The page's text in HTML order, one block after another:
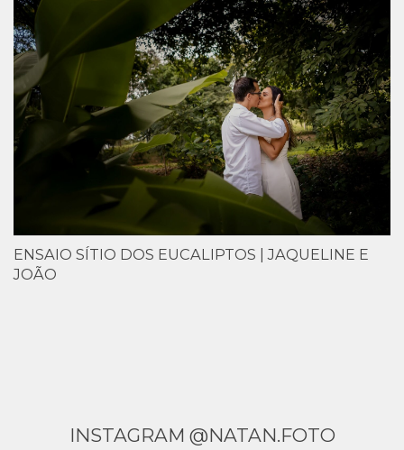
ENSAIO SÍTIO DOS EUCALIPTOS | JAQUELINE E
JOÃO
INSTAGRAM @NATAN.FOTO